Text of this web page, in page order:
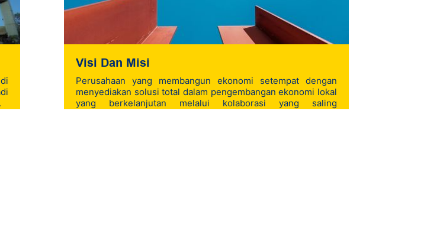
Visi Dan Misi
Perusahaan yang membangun ekonomi setempat dengan
menyediakan solusi total dalam pengembangan ekonomi lokal
yang berkelanjutan melalui kolaborasi yang saling